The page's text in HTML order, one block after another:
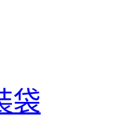
袋